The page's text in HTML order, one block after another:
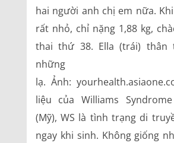
hai người anh chị em nữa.
rất nhỏ, chỉ nặng 1,88 kg,
thai thứ 38. Ella (trái) thân
những
lạ. Ảnh:
liệu của Williams
(Mỹ), WS là tình trạng di
ngay khi sinh. Không giống